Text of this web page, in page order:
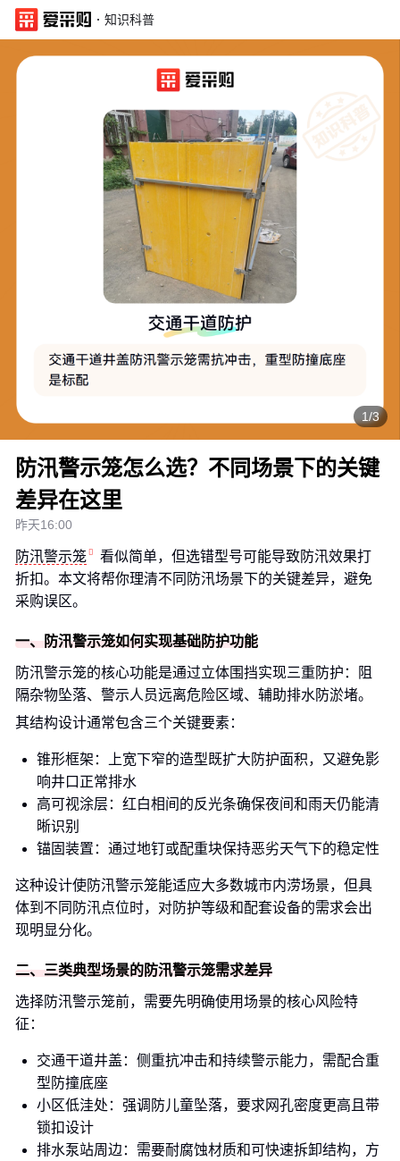
· 知识科普
1/3
防汛警示笼怎么选？不同场景下的关键
差异在这里
昨天16:00
防汛警示笼
看似简单，但选错型号可能导致防汛效果打
折扣。本文将帮你理清不同防汛场景下的关键差异，避免
采购误区。
一、防汛警示笼如何实现基础防护功能
防汛警示笼的核心功能是通过立体围挡实现三重防护：阻
隔杂物坠落、警示人员远离危险区域、辅助排水防淤堵。
其结构设计通常包含三个关键要素：
锥形框架：上宽下窄的造型既扩大防护面积，又避免影
响井口正常排水
高可视涂层：红白相间的反光条确保夜间和雨天仍能清
晰识别
锚固装置：通过地钉或配重块保持恶劣天气下的稳定性
这种设计使防汛警示笼能适应大多数城市内涝场景，但具
体到不同防汛点位时，对防护等级和配套设备的需求会出
现明显分化。
二、三类典型场景的防汛警示笼需求差异
选择防汛警示笼前，需要先明确使用场景的核心风险特
征：
交通干道井盖：侧重抗冲击和持续警示能力，需配合重
型防撞底座
小区低洼处：强调防儿童坠落，要求网孔密度更高且带
锁扣设计
排水泵站周边：需要耐腐蚀材质和可快速拆卸结构，方